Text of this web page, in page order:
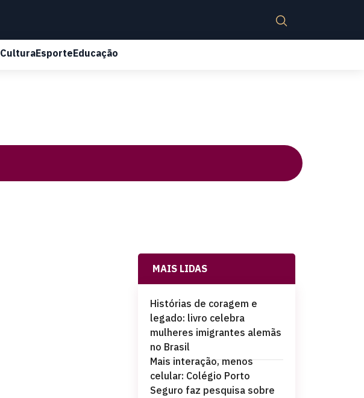
CulturaEsporteEducação
MAIS LIDAS
Histórias de coragem e
legado: livro celebra
mulheres imigrantes alemãs
no Brasil
Mais interação, menos
celular: Colégio Porto
Seguro faz pesquisa sobre